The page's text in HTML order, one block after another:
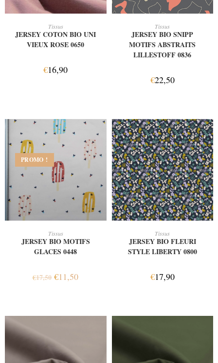
Tissus
JERSEY COTON BIO UNI
VIEUX ROSE 0650
€16,90
Tissus
JERSEY BIO SNIPP
MOTIFS ABSTRAITS
LILLESTOFF 0836
€22,50
PROMO !
Tissus
JERSEY BIO MOTIFS
GLACES 0448
€17,50 €11,50
Tissus
JERSEY BIO FLEURI
STYLE LIBERTY 0800
€17,90